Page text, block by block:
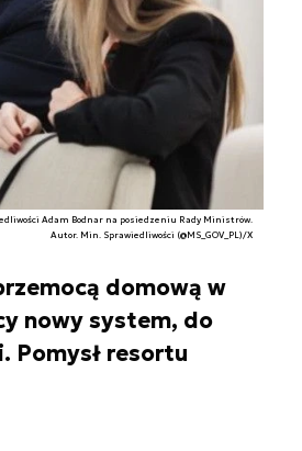
Adam Bodnar na posiedzeniu Rady Ministrów.
Autor. Min. Sprawiedliwości (@MS_GOV_PL)/X
domową w
nowy system, do
Pomysł resortu